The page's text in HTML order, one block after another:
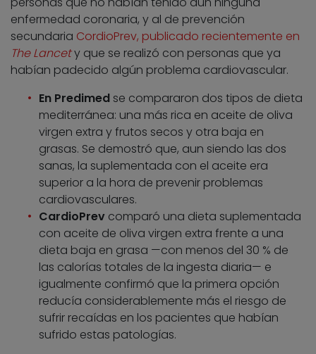
enfermedad coronaria, y al de prevención
secundaria CordioPrev, publicado recientemente en
The Lancety que se realizó con personas que ya
habían padecido algún problema cardiovascular.
En Predimed se compararon dos tipos de dieta
mediterránea: una más rica en aceite de oliva
virgen extra y frutos secos y otra baja en
grasas. Se demostró que, aun siendo las dos
sanas, la suplementada con el aceite era
superior a la hora de prevenir problemas
cardiovasculares.
CardioPrev comparó una dieta suplementada
con aceite de oliva virgen extra frente a una
dieta baja en grasa —con menos del 30 % de
las calorías totales de la ingesta diaria— e
igualmente confirmó que la primera opción
reducía considerablemente más el riesgo de
sufrir recaídas en los pacientes que habían
sufrido estas patologías.